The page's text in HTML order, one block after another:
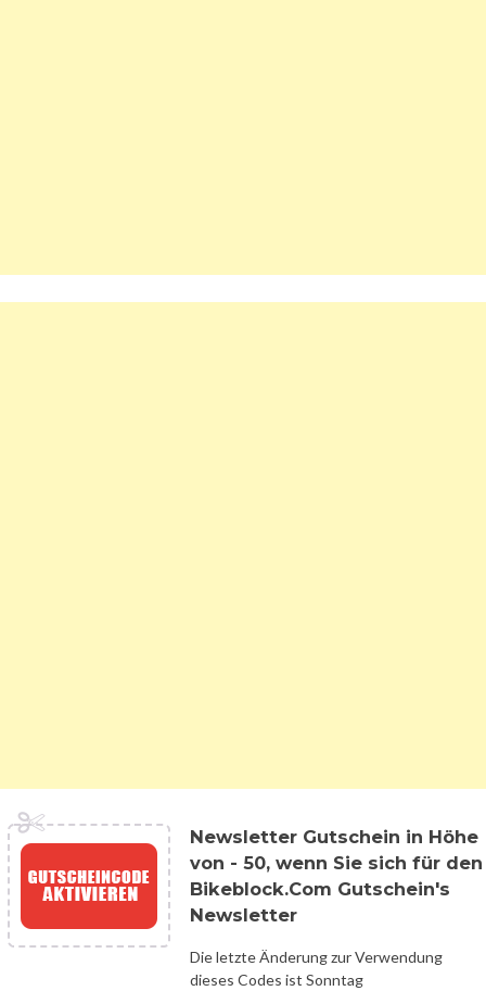
Newsletter Gutschein in Höhe
von - 50, wenn Sie sich für den
Bikeblock.Com Gutschein's
Newsletter
Die letzte Änderung zur Verwendung
dieses Codes ist Sonntag